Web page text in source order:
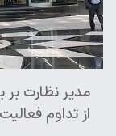
مدیر نظارت بر
از تداوم